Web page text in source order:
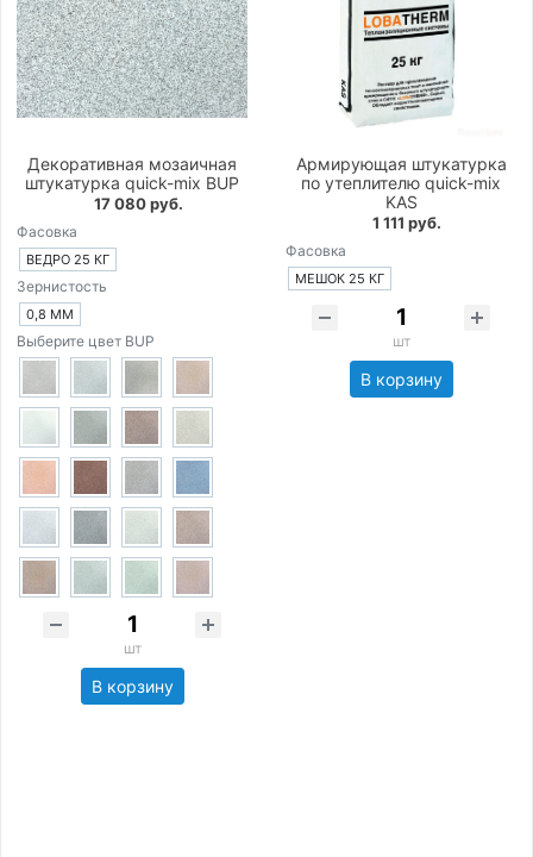
Декоративная мозаичная
штукатурка quick-mix BUP
17 080 руб.
Фасовка
ВЕДРО 25 КГ
Зернистость
0,8 ММ
Выберите цвет BUP
шт
В корзину
Армирующая штукатурка
по утеплителю quick-mix
KAS
1 111 руб.
Фасовка
МЕШОК 25 КГ
шт
В корзину